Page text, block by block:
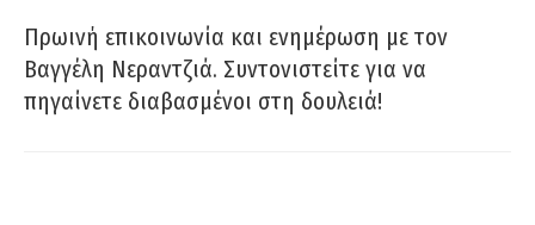
Πρωινή επικοινωνία και ενημέρωση με τον
Βαγγέλη Νεραντζιά. Συντονιστείτε για να
πηγαίνετε διαβασμένοι στη δουλειά!